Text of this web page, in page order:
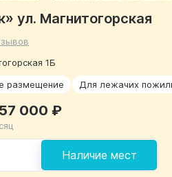
ул. Магнитогорская
1Б
размещение Для лежачих
Наличие мест
000 ₽